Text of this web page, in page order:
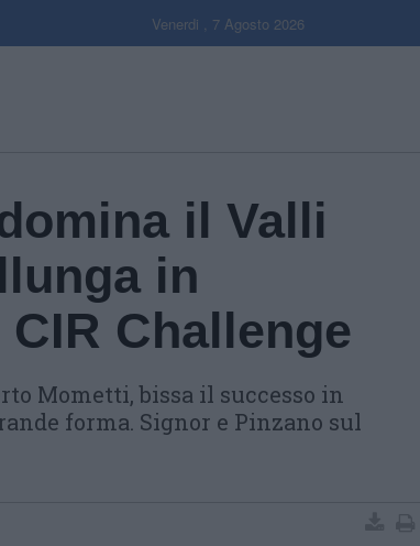
Venerdi , 7 Agosto 2026
il Valli
in
Challenge
Mometti, bissa il successo in
forma. Signor e Pinzano sul